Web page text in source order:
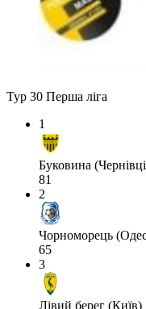
Тур 30 Перша ліга
1
Буковина
81
2
Чорноморець
65
3
Лівий берег (Київ)